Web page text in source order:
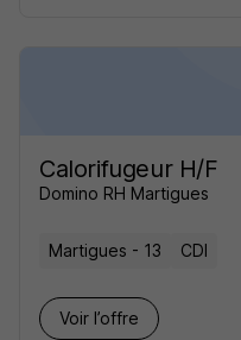
Calorifugeur H/F
Domino RH Martigues
Martigues - 13 CDI
Voir l’offre